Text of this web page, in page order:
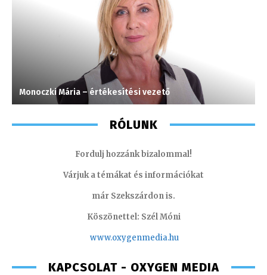
Monoczki Mária – értékesítési vezető
RÓLUNK
Fordulj hozzánk bizalommal!
Várjuk a témákat és információkat
már Szekszárdon is.
Köszönettel: Szél Móni
www.oxygenmedia.hu
KAPCSOLAT - OXYGEN MEDIA